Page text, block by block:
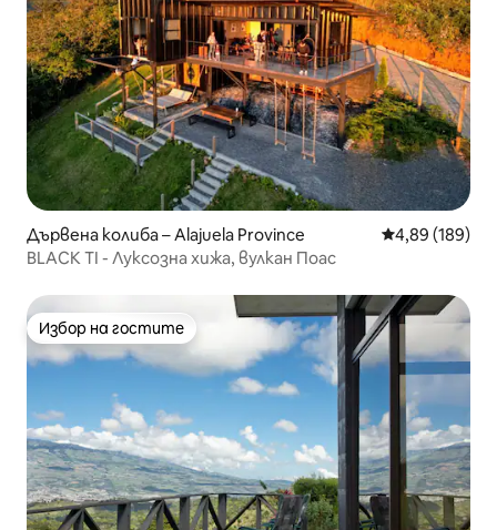
Дървена колиба – Alajuela Province Средна
4,89 (189)
BLACK TI - Луксозна хижа, вулкан Поас
Избор на гостите
Избор на гостите